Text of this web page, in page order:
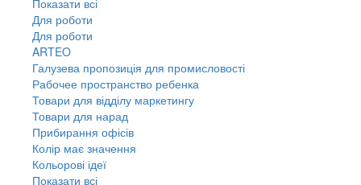
Для роботи
Для роботи
ARTEO
Галузева пропозиція для промисловості
Рабочее пространство ребенка
Товари для відділу маркетингу
Товари для нарад
Прибирання офісів
Колір має значення
Кольорові ідеї
Показати всі